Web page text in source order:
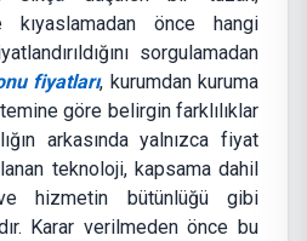
kıyaslamadan önce hangi
sorgulamadan
fiyatları, kurumdan kuruma
göre belirgin farklılıklar
arkasında yalnızca fiyat
teknoloji, kapsama dahil
hizmetin bütünlüğü gibi
Karar verilmeden önce bu